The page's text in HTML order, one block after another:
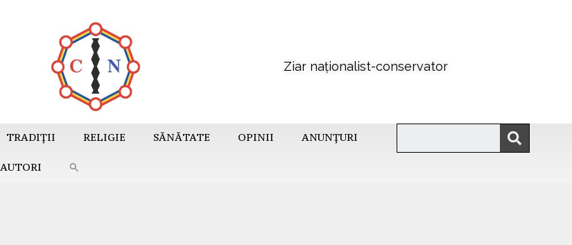
Ziar naționalist-conservator
TRADIȚII RELIGIE SĂNĂTATE OPINII ANUNȚURI
AUTORI